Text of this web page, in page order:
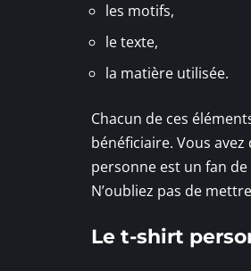
les motifs,
le texte,
la matière utilisée.
Chacun de ces
bénéficiaire. Vous
personne est un fan
N’oubliez pas de
Le t-shirt